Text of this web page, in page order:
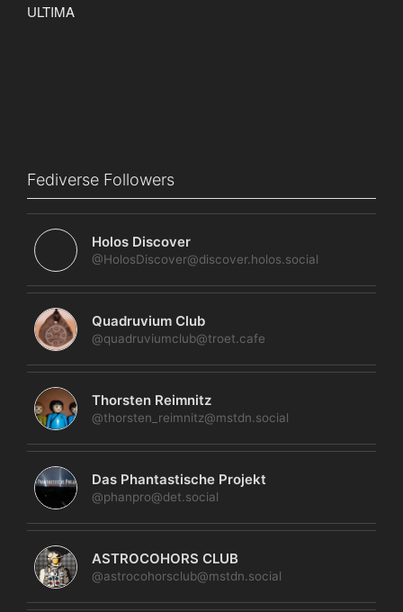
Fediverse Followers
Holos Discover
@HolosDiscover@discover.holos.social
Quadruvium Club
@quadruviumclub@troet.cafe
Thorsten Reimnitz
@thorsten_reimnitz@mstdn.social
Das Phantastische Projekt
@phanpro@det.social
ASTROCOHORS CLUB
@astrocohorsclub@mstdn.social